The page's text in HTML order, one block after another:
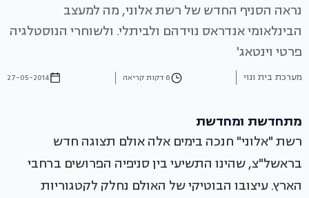
נראה הסניף החדש של רשת אלוני, מה למעצב
הבינלאומי אנדראס נוידהם ולביתלי. ולשוחרי הנוסטלגיה
פרטי וינטאג'
מערכת בית ונוי 6 דקות קריאה 27-05-2014
מתחדשת ומחדשת
רשת "אלוני" חנכה בימים אלה אולם תצוגה חדש
בראשל"צ, שהינו התשיעי בין סניפיה הפרושים ברחבי
הארץ. עיצובו הבוטיקי של האולם נחלק לקטגוריות